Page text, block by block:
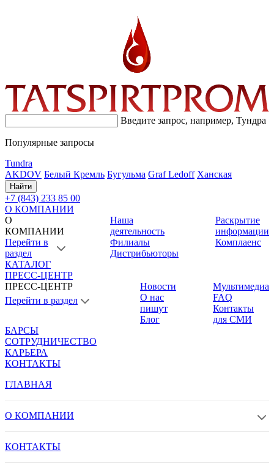
Введите запрос, например, Тундра
Популярные запросы
Tundra
AKDOV Белый Кремль Бугульма Graf Ledoff Ханская
Найти
+7 (843) 233 85 00
О КОМПАНИИ
О
КОМПАНИИ
Перейти в
раздел
Наша
деятельность
Филиалы
Дистрибьюторы
Раскрытие
информации
Комплаенс
КАТАЛОГ
ПРЕСС-ЦЕНТР
ПРЕСС-ЦЕНТР
Перейти в раздел
Новости
О нас
пишут
Блог
Мультимедиа
FAQ
Контакты
для СМИ
БАРСЫ
СОТРУДНИЧЕСТВО
КАРЬЕРА
КОНТАКТЫ
ГЛАВНАЯ
О КОМПАНИИ
КОНТАКТЫ